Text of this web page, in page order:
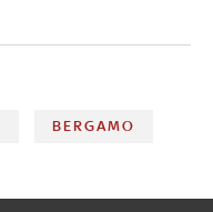
BERGAMO